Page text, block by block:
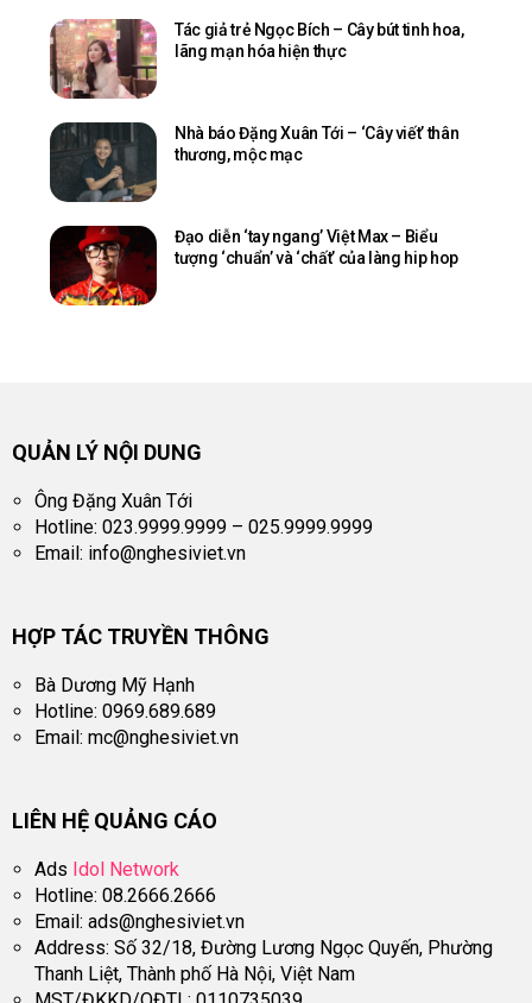
Tác giả trẻ Ngọc Bích – Cây bút tinh hoa,
lãng mạn hóa hiện thực
Nhà báo Đặng Xuân Tới – ‘Cây viết’ thân
thương, mộc mạc
Đạo diễn ‘tay ngang’ Việt Max – Biểu
tượng ‘chuẩn’ và ‘chất’ của làng hip hop
QUẢN LÝ NỘI DUNG
Ông Đặng Xuân Tới
Hotline: 023.9999.9999 – 025.9999.9999
Email: info@nghesiviet.vn
HỢP TÁC TRUYỀN THÔNG
Bà Dương Mỹ Hạnh
Hotline: 0969.689.689
Email:mc@nghesiviet.vn
LIÊN HỆ QUẢNG CÁO
Ads Idol Network
Hotline: 08.2666.2666
Email:ads@nghesiviet.vn
Address: Số 32/18, Đường Lương Ngọc Quyến, Phường
Thanh Liệt, Thành phố Hà Nội, Việt Nam